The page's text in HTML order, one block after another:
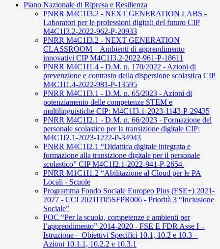
Piano Nazionale di Ripresa e Resilienza
PNRR M4C1I3.2 - NEXT GENERATION LABS -
Laboratori per le professioni digitali del futuro CIP
M4C1I3.2-2022-962-P-20933
PNRR M4C1I3.2 - NEXT GENERATION
CLASSROOM – Ambienti di apprendimento
innovativi CIP M4C1I3.2-2022-961-P-18611
PNRR M4C1I1.4 - D.M. n. 170/2022 - Azioni di
prevenzione e contrasto della dispersione scolastica CIP
M4C1I1.4-2022-981-P-13595
PNRR M4C1I3.1 - D.M. n. 65/2023 - Azioni di
potenziamento delle competenze STEM e
multilinguistiche CIP: M4C1I3.1-2023-1143-P-29435
PNRR M4C1I2.1 - D.M. n. 66/2023 - Formazione del
personale scolastico per la transizione digitale CIP:
M4C1I2.1-2023-1222-P-34943
PNRR M4C1I2.1 “Didattica digitale integrata e
formazione alla transizione digitale per il personale
scolastico” CIP M4C1I2.1-2022-941-P-2654
PNRR M1C1I1.2 “Abilitazione al Cloud per le PA
Locali - Scuole
Programma Fondo Sociale Europeo Plus (FSE+) 2021-
2027 - CCI 2021IT05SFPR006 - Priorità 3 “Inclusione
Sociale”
POC “Per la scuola, competenze e ambienti per
l’apprendimento” 2014-2020 - FSE E FDR Asse I –
Istruzione – Obiettivi Specifici 10.1, 10.2 e 10.3 –
Azioni 10.1.1, 10.2.2 e 10.3.1